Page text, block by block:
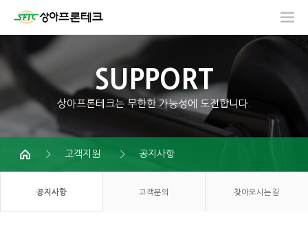
SUPPORT
상아프론테크는 무한한 가능성에 도전합니다.
고객지원 공지사항
공지사항 고객문의 찾아오시는길